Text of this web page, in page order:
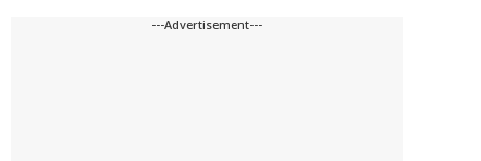
---Advertisement---